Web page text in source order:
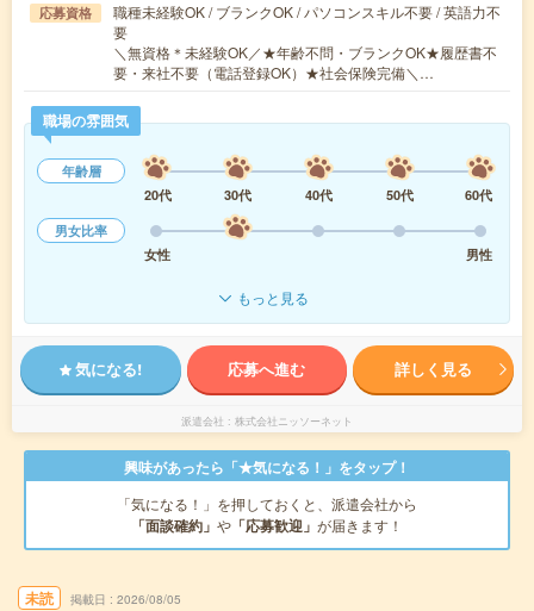
応募資格
職種未経験OK / ブランクOK / パソコンスキル不要 / 英語力不
要
＼無資格＊未経験OK／★年齢不問・ブランクOK★履歴書不
要・来社不要（電話登録OK）★社会保険完備＼…
職場の雰囲気
年齢層
20代
30代 40代 50代
60代
男女比率
女性
男性
もっと見る
気になる! 応募へ進む 詳しく見る
派遣会社 株式会社ニッソーネット
興味があったら「★気になる！」をタップ！
「気になる！」を押しておくと、派遣会社から
「面談確約」 や 「応募歓迎」 が届きます！
未読 掲載日 2026/08/05